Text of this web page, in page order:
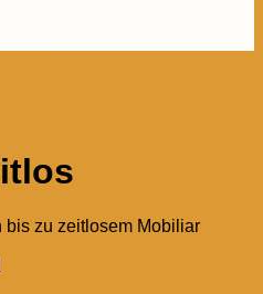
zu zeitlosem Mobiliar